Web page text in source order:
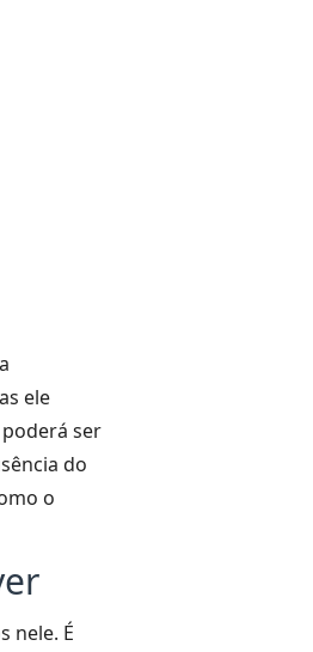
ele
ser
do
o
nele. É